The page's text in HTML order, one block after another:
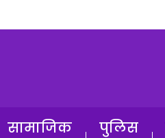
सामाजिक पुलिस